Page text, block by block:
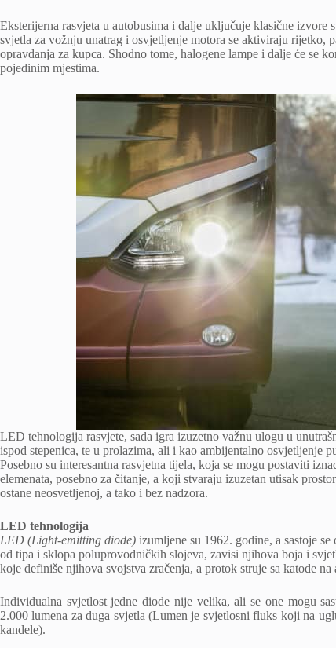
Eksterijerna rasvjeta u autobusima i dalje uključuje klasične izvore
svjetla za vožnju unatrag i osvjetljenje motora se aktiviraju rijetko,
opravdanja za kupca. Shodno tome, halogene lampe i dalje će se
pojedinim mjestima.
LED tehnologija rasvjete, sada igra izuzetno važnu ulogu u
ispod stepenica, te u prolazima, ali i kao ambijentalno osvjetljenje
Posebno su interesantna rasvjetna tijela, koja se mogu postaviti
elemenata, posebno za čitanje, a koji stvaraju izuzetan utisak
ostane neosvetljenoj, a tako i bez nadzora.
LED tehnologija
LED (Light-emitting diode) izumljene su 1962. godine, a sastoje
od tipa i sklopa poluprovodničkih slojeva, zavisi njihova boja i
koje definiše njihova svojstva zračenja, a protok struje sa katode na
Individualna svjetlost jedne diode nije velika, ali se one mogu
2.000 lumena za duga svjetla (Lumen je svjetlosni fluks koji na
kandele).